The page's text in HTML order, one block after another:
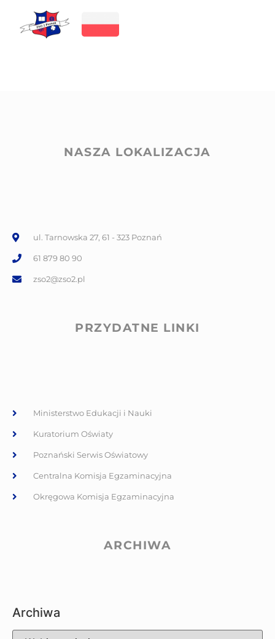
NASZA LOKALIZACJA
ul. Tarnowska 27, 61 - 323 Poznań
61 879 80 90
zso2@zso2.pl
PRZYDATNE LINKI
Ministerstwo Edukacji i Nauki
Kuratorium Oświaty
Poznański Serwis Oświatowy
Centralna Komisja Egzaminacyjna
Okręgowa Komisja Egzaminacyjna
ARCHIWA
Archiwa